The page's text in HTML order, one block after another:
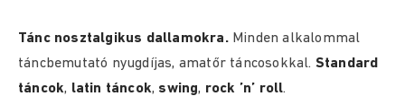
Tánc nosztalgikus dallamokra.Minden alkalommal
táncbemutató nyugdíjas, amatőr táncosokkal. Standard
táncok, latin táncok, swing, rock ’n’ roll.